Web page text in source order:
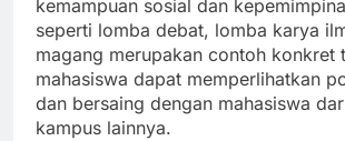
kemampuan sosial dan
seperti lomba debat, lomba karya
magang merupakan contoh konkret
mahasiswa dapat memperlihatkan
dan bersaing dengan mahasiswa
kampus lainnya.